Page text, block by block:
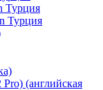
Турция
Турция
(английская